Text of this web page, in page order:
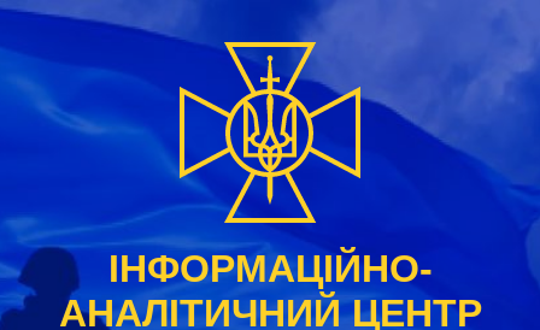
Skip
content
ІНФОРМАЦІЙНО-
АНАЛІТИЧНИЙ ЦЕНТР